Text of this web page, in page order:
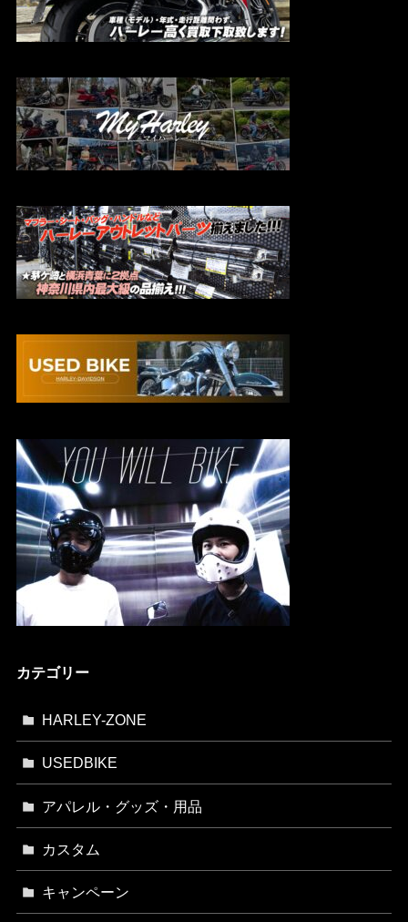
カテゴリー
HARLEY-ZONE
USEDBIKE
アパレル・グッズ・用品
カスタム
キャンペーン